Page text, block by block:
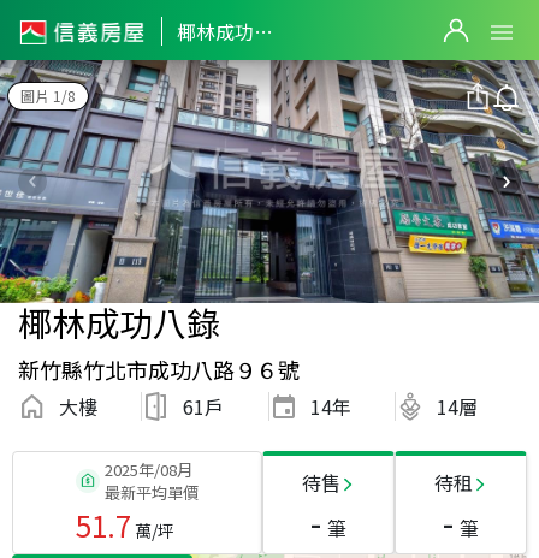
椰林成功八錄
圖片 1/8
椰林成功八錄
新竹縣竹北市成功八路９６號
大樓 61戶 14年 14層
2025年/08月
最新平均單價
51.7 萬/坪
待售
- 筆
待租
- 筆